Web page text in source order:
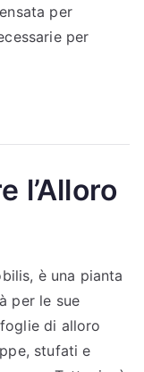
per
per
l’Alloro
è una pianta
per le sue
di alloro
stufati e